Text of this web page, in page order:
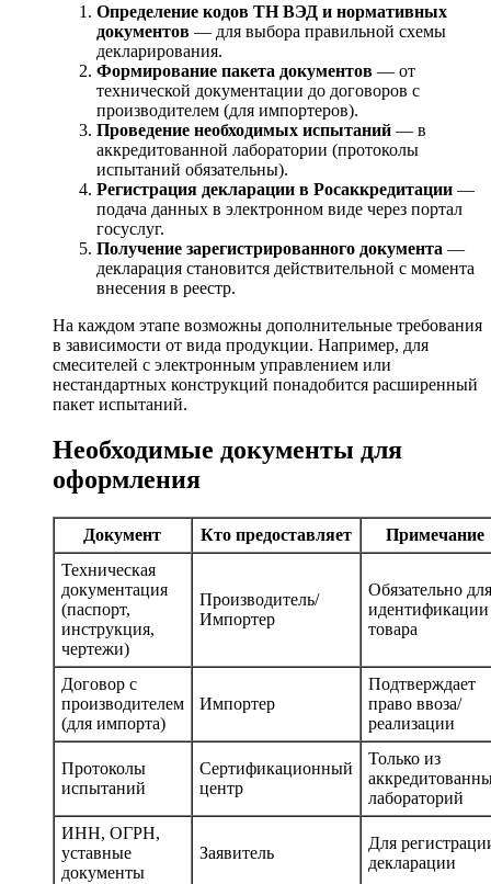
Определение кодов ТН ВЭД и нормативных
документов — для выбора правильной схемы
декларирования.
Формирование пакета документов — от
технической документации до договоров с
производителем (для импортеров).
Проведение необходимых испытаний — в
аккредитованной лаборатории (протоколы
испытаний обязательны).
Регистрация декларации в Росаккредитации —
подача данных в электронном виде через портал
госуслуг.
Получение зарегистрированного документа —
декларация становится действительной с момента
внесения в реестр.
На каждом этапе возможны дополнительные требования
в зависимости от вида продукции. Например, для
смесителей с электронным управлением или
нестандартных конструкций понадобится расширенный
пакет испытаний.
Необходимые документы для
оформления
Документ Кто предоставляет
Примечание
Техническая
документация
(паспорт,
инструкция,
чертежи)
Производитель/
Импортер
Обязательно для
идентификации
товара
Договор с
производителем
(для импорта)
Импортер
Подтверждает
право ввоза/
реализации
Протоколы
испытаний
Сертификационный
центр
Только из
лабораторий
ИНН, ОГРН,
уставные
документы
Заявитель
Для
декларации